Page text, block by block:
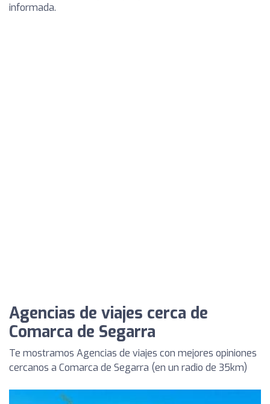
informada.
Agencias de viajes cerca de
Comarca de Segarra
Te mostramos Agencias de viajes con mejores opiniones
cercanos a Comarca de Segarra (en un radio de 35km)